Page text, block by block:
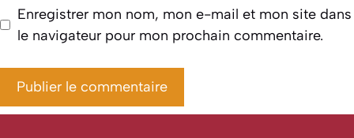
Enregistrer mon nom, mon e-mail et mon site dans
le navigateur pour mon prochain commentaire.